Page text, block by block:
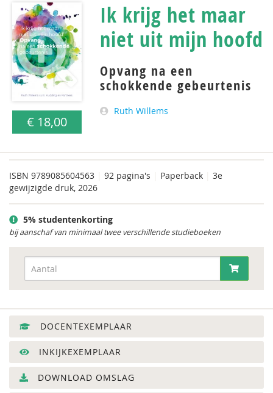
€ 18,00
Ik krijg het maar
niet uit mijn hoofd
Opvang na een
schokkende gebeurtenis
Ruth Willems
ISBN 9789085604563 92 pagina's Paperback
3e
gewijzigde druk, 2026
5% studentenkorting
bij aanschaf van minimaal twee verschillende studieboeken
DOCENTEXEMPLAAR
INKIJKEXEMPLAAR
DOWNLOAD OMSLAG